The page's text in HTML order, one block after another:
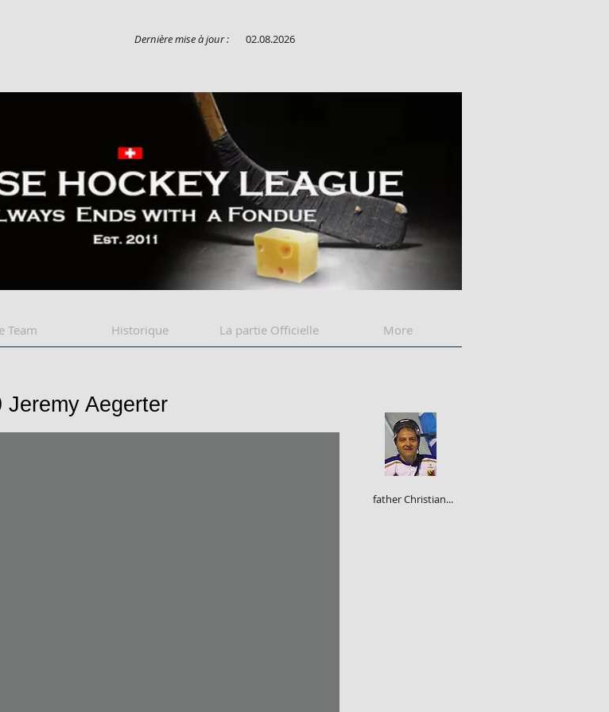
Dernière mise à jour : 02.08.2026
league
Team Historique La partie Officielle More
Jeremy Aegerter
father Christian...